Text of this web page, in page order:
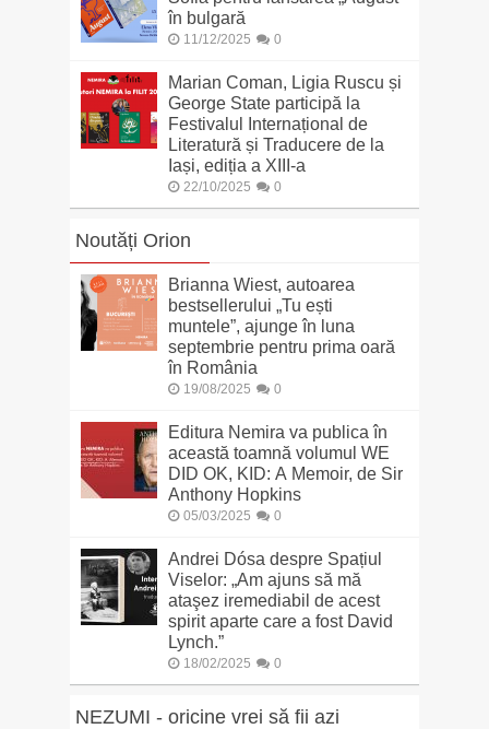
în bulgară
11/12/2025 0
Marian Coman, Ligia Ruscu și
George State participă la
Festivalul Internațional de
Literatură și Traducere de la
Iași, ediția a XIII-a
22/10/2025 0
Noutăți Orion
Brianna Wiest, autoarea
bestsellerului „Tu ești
muntele”, ajunge în luna
septembrie pentru prima oară
în România
19/08/2025 0
Editura Nemira va publica în
această toamnă volumul WE
DID OK, KID: A Memoir, de Sir
Anthony Hopkins
05/03/2025 0
Andrei Dósa despre Spațiul
Viselor: „Am ajuns să mă
ataşez iremediabil de acest
spirit aparte care a fost David
Lynch.”
18/02/2025 0
NEZUMI - oricine vrei să fii azi